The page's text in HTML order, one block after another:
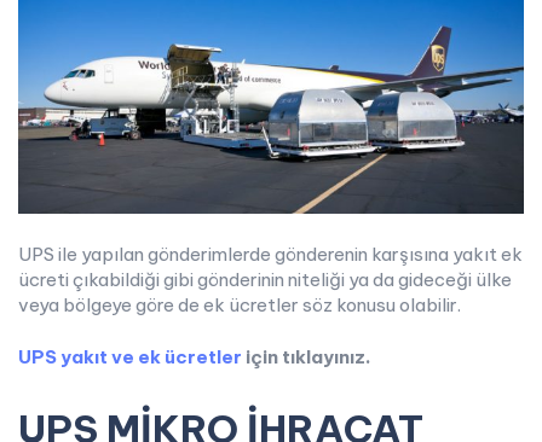
UPS ile yapılan gönderimlerde gönderenin karşısına yakıt ek
ücreti çıkabildiği gibi gönderinin niteliği ya da gideceği ülke
veya bölgeye göre de ek ücretler söz konusu olabilir.
UPS yakıt ve ek ücretler için tıklayınız.
UPS MİKRO İHRACAT